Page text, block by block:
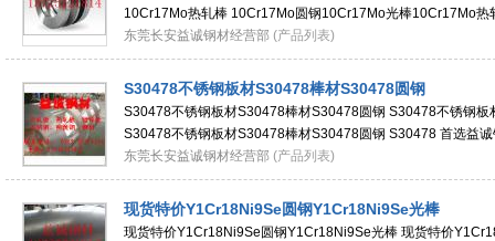
10Cr17Mo热轧棒 10Cr17Mo圆钢10Cr17Mo光棒10Cr17Mo热
钢管，不锈钢卷板，不锈钢棒，不锈角钢，不锈钢带，不锈钢
东莞长安益诚钢材经营部 (产品列表)
S30478不锈钢板材S30478棒材S30478圆钢
S30478不锈钢板材S30478棒材S30478圆钢 S30478不锈钢
S30478不锈钢板材S30478棒材S30478圆钢 S30478 首选益
高，直线度高，公差小精度高，厚度均匀，表面质
东莞长安益诚钢材经营部 (产品列表)
现货特价Y1Cr18Ni9Se圆钢Y1Cr18Ni9Se光棒
现货特价Y1Cr18Ni9Se圆钢Y1Cr18Ni9Se光棒 现货特价